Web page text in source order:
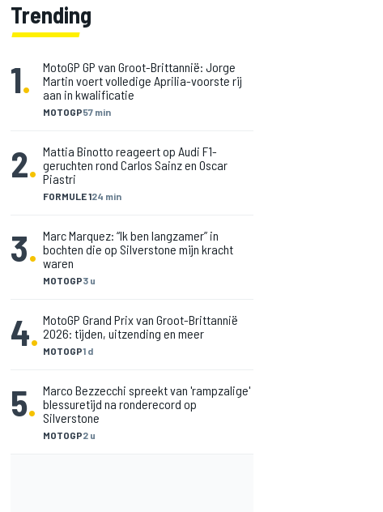
Trending
1.
MOTOGP57 min
MotoGP GP van Groot-Brittannië: Jorge
Martin voert volledige Aprilia-voorste rij
aan in kwalificatie
2.
FORMULE 124 min
Mattia Binotto reageert op Audi F1-
geruchten rond Carlos Sainz en Oscar
Piastri
3.
MOTOGP3 u
Marc Marquez: “Ik ben langzamer” in
bochten die op Silverstone mijn kracht
waren
4. MOTOGP1 d
MotoGP Grand Prix van Groot-Brittannië
2026: tijden, uitzending en meer
5.
MOTOGP2 u
Marco Bezzecchi spreekt van 'rampzalige'
blessuretijd na ronderecord op
Silverstone